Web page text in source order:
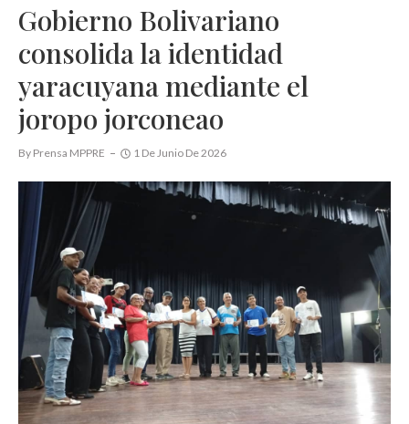
Gobierno Bolivariano
consolida la identidad
yaracuyana mediante el
joropo jorconeao
By Prensa MPPRE 1 De Junio De 2026